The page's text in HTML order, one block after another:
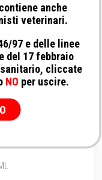
Vet
anche
veterinari.
97 e delle linee
del 17 febbraio
cliccate
NO per uscire.